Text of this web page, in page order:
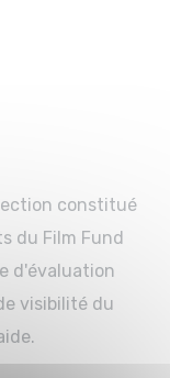
constitué
du Film Fund
d'évaluation
visibilité du